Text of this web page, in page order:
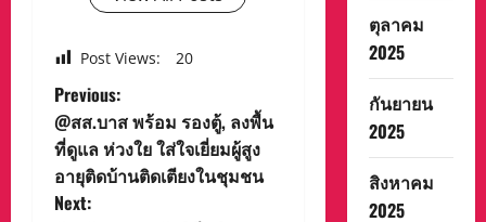
Post Views: 20
P
o
s
Previous:
@สส.บาส พร้อม รองตู้, ลงพื้น
ที่ดูแล ห่วงใย ใส่ใจเยี่ยมผู้สูง
อายุติดบ้านติดเตียงในชุมชน
Next:
ตุลาคม
2025
กันยายน
2025
สิงหาคม
2025